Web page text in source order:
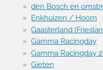
den Bosch en
Enkhuizen / Hoorn
Gaasterland
Gamma Racingday
Gamma Racingday
Gieten